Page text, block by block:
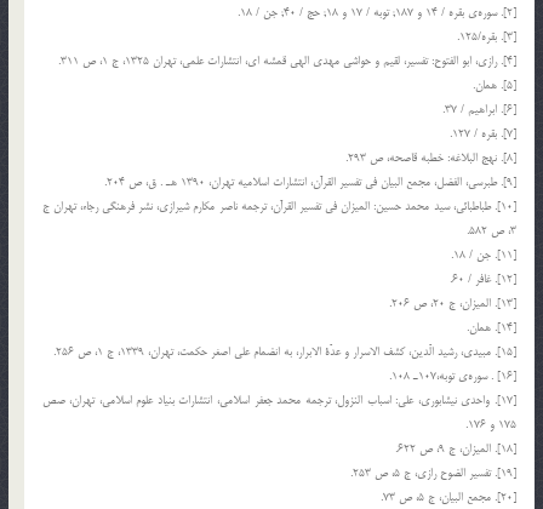
[2]. سوره‎ي بقره / 14 و 187; توبه / 17 و 18; حج / 40; جن / 18.
[3]. بقره/125.
[4]. رازي، ابو الفتوح: تفسير، لقيم و حواشي مهدي الهي قمشه اي، انتشارات علمي، تهران 1325، ج 1، ص 311.
[5]. همان.
[6]. ابراهيم / 37.
[7]. بقره / 127.
[8]. نهج البلاغه: خطبه قاصحه، ص 293.
[9]. طبرسي، الفضل، مجمع البيان في تفسير القرآن، انتشارات اسلاميه تهران، 1390 هـ . ق، ص 204.
[10]. طباطبائي، سيد محمد حسين: الميزان في تفسير القرآن، ترجمه ناصر مكارم شيرازي، نشر فرهنگي رجاء، تهران ج
3، ص 582.
[11]. جن / 18.
[12]. غافر / 60.
[13]. الميزان، ج 20، ص 206.
[14]. همان.
[15]. مبيدي، رشيد الّدين، كشف الاسرار و عدّة الابرار، به انضمام علي اصغر حكمت، تهران، 1339، ج 1، ص 256.
[16] . سوره‎ي توبه،107ـ 108.
[17]. واحدي نيشابوري، علي: اسباب النزول، ترجمه محمد جعفر اسلامي، انتشارات بنياد علوم اسلامي، تهران، صص
175 و 176.
[18]. الميزان، ج 9، ص 622.
[19]. تفسير الضوح رازي، ج 5، ص 253.
[20]. مجمع البيان، ج 5، ص 73.